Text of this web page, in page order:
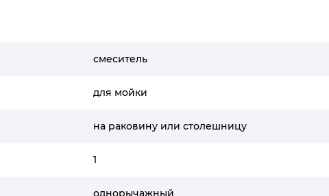
смеситель
для мойки
на раковину или столешницу
1
однорычажный